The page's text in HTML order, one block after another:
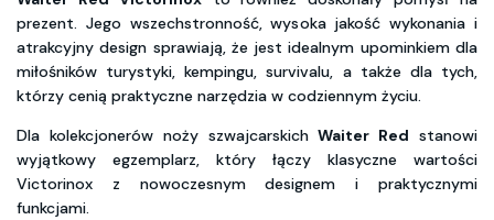
prezent. Jego wszechstronność, wysoka jakość wykonania i
atrakcyjny design sprawiają, że jest idealnym upominkiem dla
miłośników turystyki, kempingu, survivalu, a także dla tych,
którzy cenią praktyczne narzędzia w codziennym życiu.
Dla kolekcjonerów noży szwajcarskichWaiter Red stanowi
wyjątkowy egzemplarz, który łączy klasyczne wartości
Victorinox z nowoczesnym designem i praktycznymi
funkcjami.